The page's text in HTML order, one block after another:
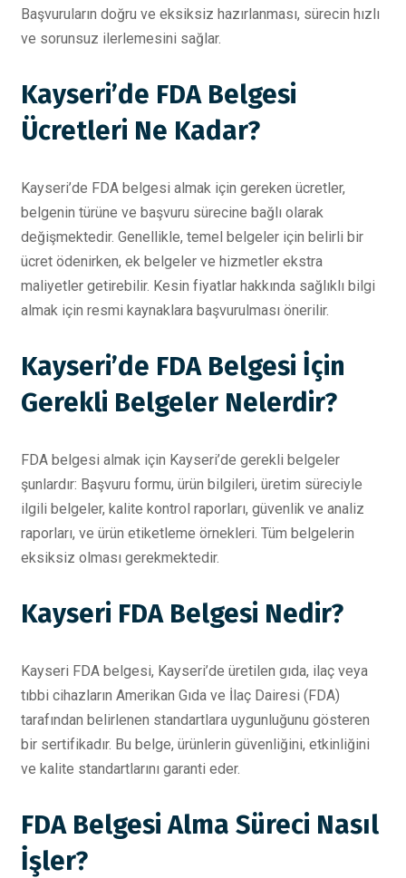
Başvuruların doğru ve eksiksiz hazırlanması, sürecin hızlı
ve sorunsuz ilerlemesini sağlar.
Kayseri’de FDA Belgesi
Ücretleri Ne Kadar?
Kayseri’de FDA belgesi almak için gereken ücretler,
belgenin türüne ve başvuru sürecine bağlı olarak
değişmektedir. Genellikle, temel belgeler için belirli bir
ücret ödenirken, ek belgeler ve hizmetler ekstra
maliyetler getirebilir. Kesin fiyatlar hakkında sağlıklı bilgi
almak için resmi kaynaklara başvurulması önerilir.
Kayseri’de FDA Belgesi İçin
Gerekli Belgeler Nelerdir?
FDA belgesi almak için Kayseri’de gerekli belgeler
şunlardır: Başvuru formu, ürün bilgileri, üretim süreciyle
ilgili belgeler, kalite kontrol raporları, güvenlik ve analiz
raporları, ve ürün etiketleme örnekleri. Tüm belgelerin
eksiksiz olması gerekmektedir.
Kayseri FDA Belgesi Nedir?
Kayseri FDA belgesi, Kayseri’de üretilen gıda, ilaç veya
tıbbi cihazların Amerikan Gıda ve İlaç Dairesi (FDA)
tarafından belirlenen standartlara uygunluğunu gösteren
bir sertifikadır. Bu belge, ürünlerin güvenliğini, etkinliğini
ve kalite standartlarını garanti eder.
FDA Belgesi Alma Süreci Nasıl
İşler?